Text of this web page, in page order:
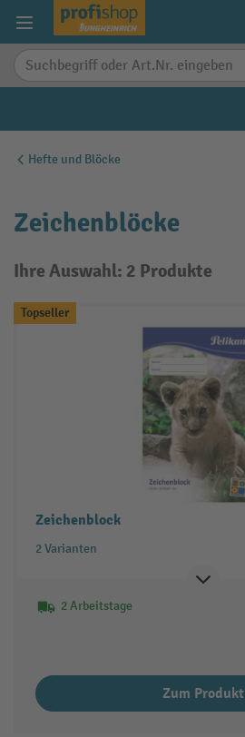
springen
Hefte und Blöcke
Zeichenblöcke
Ihre Auswahl: 2 Produkte
Topseller
Zeichenblock
2 Varianten
2 Arbeitstage
Zum Produkt